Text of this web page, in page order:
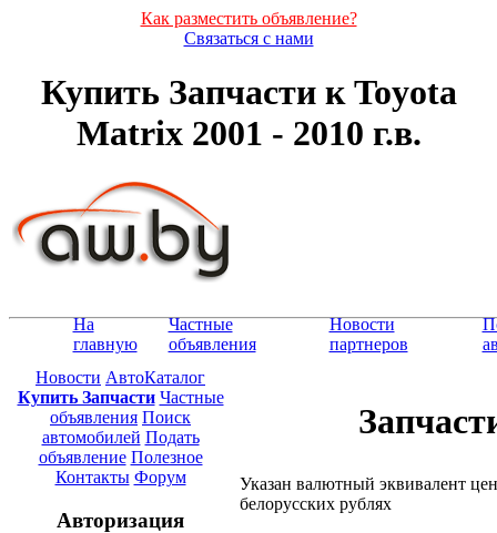
Как разместить объявление?
Связаться с нами
Купить Запчасти к Toyota
Matrix 2001 - 2010 г.в.
На
главную
Частные
объявления
Новости
партнеров
Новости АвтоКаталог
Купить Запчасти Частные
объявления Поиск
автомобилей Подать
объявление Полезное
Контакты Форум
Авторизация
Указан валютный эквивалент
белорусских рублях